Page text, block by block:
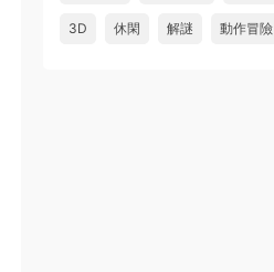
3D 休閑 解謎 動作冒險